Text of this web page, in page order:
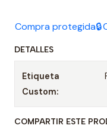
Compra protegida🔒
DETALLES
Etiqueta
Custom:
COMPARTIR ESTE